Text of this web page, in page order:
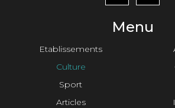
Menu
Etablissements
Culture
Sport
Articles
menu